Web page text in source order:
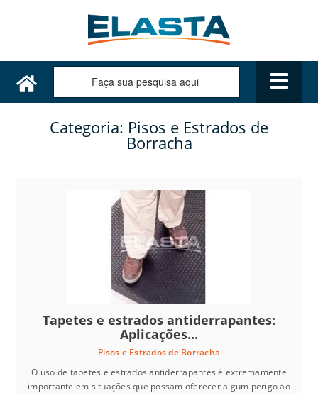
Categoria: Pisos e Estrados de
Borracha
Tapetes e estrados antiderrapantes:
Aplicações...
Pisos e Estrados de Borracha
O uso de tapetes e estrados antiderrapantes é extremamente
importante em situações que possam oferecer algum perigo ao